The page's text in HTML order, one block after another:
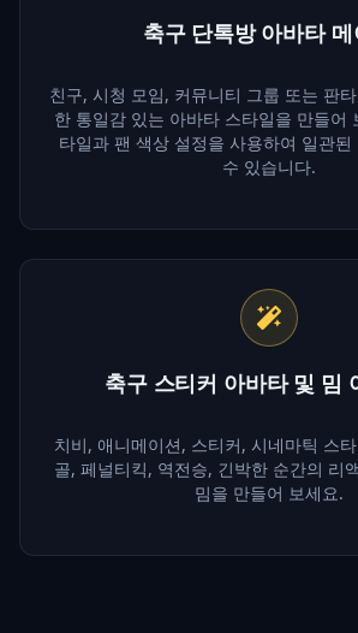
축구 단톡방 아바타 메
친구, 시청 모임, 커뮤니티 그룹 또는 판
한 통일감 있는 아바타 스타일을 만들어
타일과 팬 색상 설정을 사용하여 일관
수 있습니다.
축구 스티커 아바타 및 밈
치비, 애니메이션, 스티커, 시네마틱 스
골, 페널티킥, 역전승, 긴박한 순간의 리
밈을 만들어 보세요.